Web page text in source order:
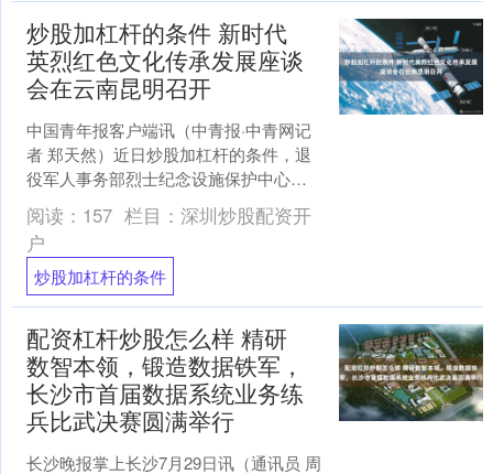
炒股加杠杆的条件 新时代
英烈红色文化传承发展座谈
会在云南昆明召开
中国青年报客户端讯（中青报·中青网记
者 郑天然）近日炒股加杠杆的条件，退
役军人事务部烈士纪念设施保护中心在
云南昆明组织召开新时代英烈红色文化
传承发展座谈会。 与....
阅读： 157 栏目： 深圳炒股配资开
户
炒股加杠杆的条件
配资杠杆炒股怎么样 精研
数智本领，锻造数据铁军，
长沙市首届数据系统业务练
兵比武决赛圆满举行
长沙晚报掌上长沙7月29日讯（通讯员 周